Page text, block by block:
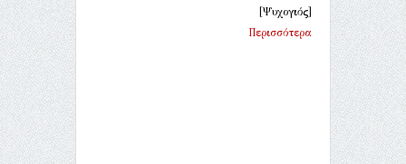
[Ψυχογιός]
Περισσότερα